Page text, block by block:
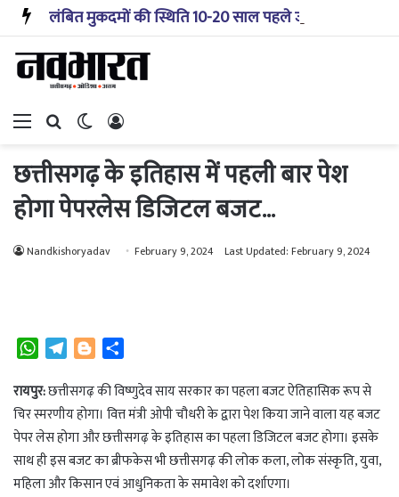
Menu Search forSwitch skin
छत्तीसगढ़ के इतिहास में पहली बार पेश
होगा पेपरलेस डिजिटल बजट…
Nandkishoryadav February 9, 2024 Last Updated: February 9, 2024
W
a
t
s
A
p
l
e
g
r
a
o
g
g
e
r
a
r
e
रायपुर:छत्तीसगढ़ की विष्णुदेव साय सरकार का पहला बजट ऐतिहासिक रूप से
चिर स्मरणीय होगा। वित्त मंत्री ओपी चौधरी के द्वारा पेश किया जाने वाला यह बजट
पेपर लेस होगा और छत्तीसगढ़ के इतिहास का पहला डिजिटल बजट होगा। इसके
साथ ही इस बजट का ब्रीफकेस भी छत्तीसगढ़ की लोक कला, लोक संस्कृति, युवा,
महिला और किसान एवं आधुनिकता के समावेश को दर्शाएगा।